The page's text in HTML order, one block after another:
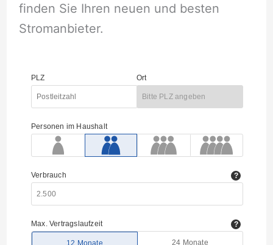
finden Sie Ihren neuen und besten
Stromanbieter.